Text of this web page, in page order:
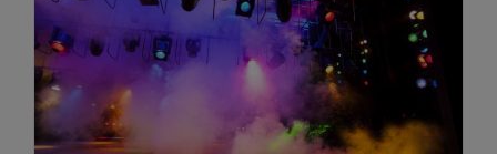
Loading...